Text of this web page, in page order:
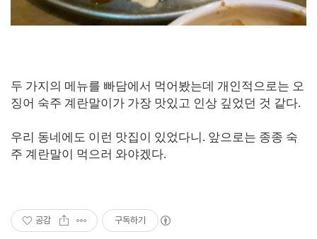
두 가지의 메뉴를 빠담에서 먹어봤는데 개인적으로는 오
징어 숙주 계란말이가 가장 맛있고 인상 깊었던 것 같다.
우리 동네에도 이런 맛집이 있었다니. 앞으로는 종종 숙
주 계란말이 먹으러 와야겠다.
공감 구독하기